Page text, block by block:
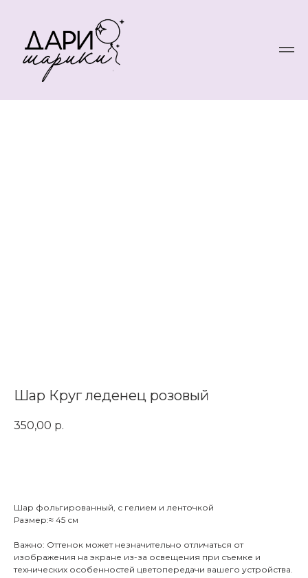
Шар Круг леденец розовый
350,00 р.
Шар фольгированный, с гелием и ленточкой
Размер:≈ 45 см
Важно: Оттенок может незначительно отличаться от
изображения на экране из-за освещения при съемке и
технических особенностей цветопередачи вашего устройства.